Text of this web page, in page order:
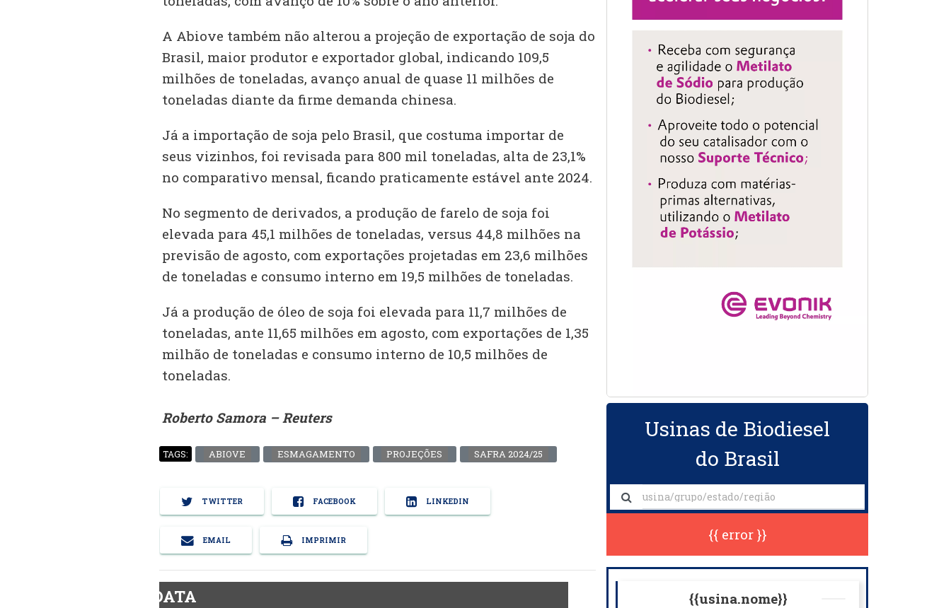
A Abiove também não alterou a projeção de exportação de soja do
Brasil, maior produtor e exportador global, indicando 109,5
milhões de toneladas, avanço anual de quase 11 milhões de
toneladas diante da firme demanda chinesa.
Já a importação de soja pelo Brasil, que costuma importar de
seus vizinhos, foi revisada para 800 mil toneladas, alta de 23,1%
no comparativo mensal, ficando praticamente estável ante 2024.
No segmento de derivados, a produção de farelo de soja foi
elevada para 45,1 milhões de toneladas, versus 44,8 milhões na
previsão de agosto, com exportações projetadas em 23,6 milhões
de toneladas e consumo interno em 19,5 milhões de toneladas.
Já a produção de óleo de soja foi elevada para 11,7 milhões de
toneladas, ante 11,65 milhões em agosto, com exportações de 1,35
milhão de toneladas e consumo interno de 10,5 milhões de
toneladas.
Roberto Samora – Reuters
TAGS: ABIOVE ESMAGAMENTO PROJEÇÕES SAFRA 2024/25
TWITTER FACEBOOK LINKEDIN
EMAIL IMPRIMIR
BiodieselDATA
Usinas de Biodiesel
do Brasil
{{ error }}
{{usina.nome}}